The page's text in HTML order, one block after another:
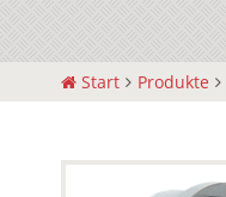
Start Produkte